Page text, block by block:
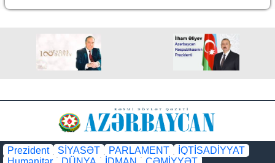
Prezident SİYASƏT PARLAMENT
İQTİSADİYYAT